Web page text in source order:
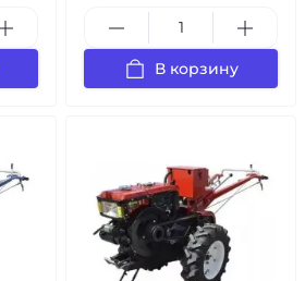
В корзину